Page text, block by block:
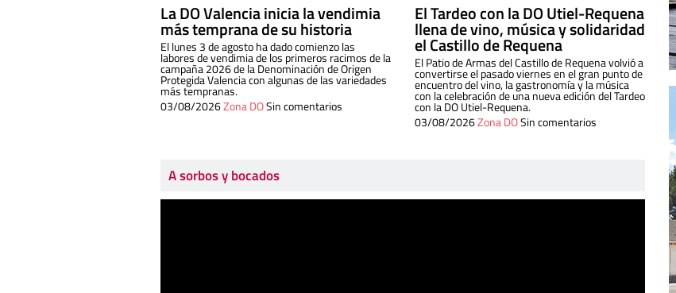
La DO Valencia inicia la vendimia
más temprana de su historia
El lunes 3 de agosto ha dado comienzo las
labores de vendimia de los primeros racimos de la
campaña 2026 de la Denominación de Origen
Protegida Valencia con algunas de las variedades
más tempranas.
03/08/2026Zona DOSin comentarios
El Tardeo con la DO Utiel-Requena
llena de vino, música y solidaridad
el Castillo de Requena
El Patio de Armas del Castillo de Requena volvió a
convertirse el pasado viernes en el gran punto de
encuentro del vino, la gastronomía y la música
con la celebración de una nueva edición del Tardeo
con la DO Utiel-Requena.
03/08/2026Zona DOSin comentarios
A sorbos y bocados